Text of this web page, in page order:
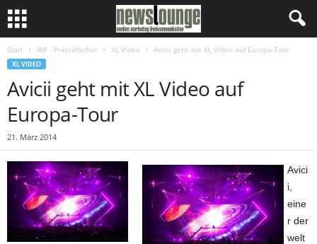
Start WP - Pressefächer XL Video Avicii geht mit XL Video auf Europa-Tour
XL VIDEO
Avicii geht mit XL Video auf
Europa-Tour
21. März 2014
Avici
i,
eine
r der
welt